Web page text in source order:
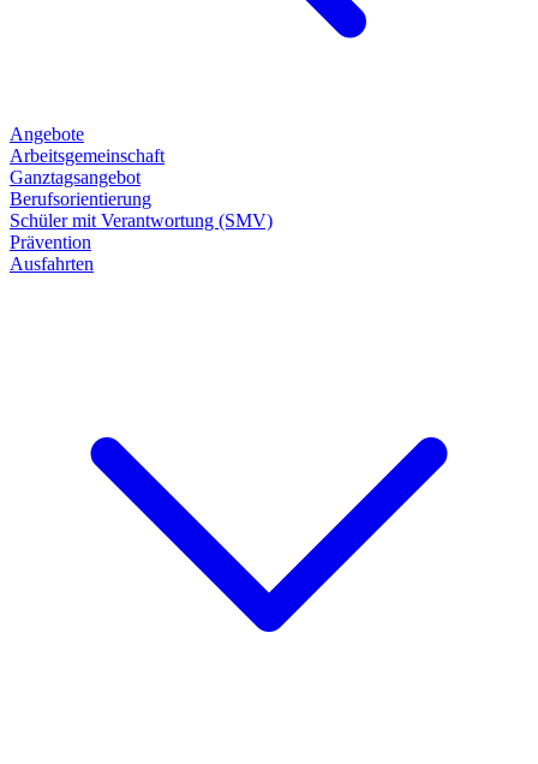
Angebote
Arbeitsgemeinschaft
Ganztagsangebot
Berufsorientierung
Schüler mit Verantwortung (SMV)
Prävention
Ausfahrten